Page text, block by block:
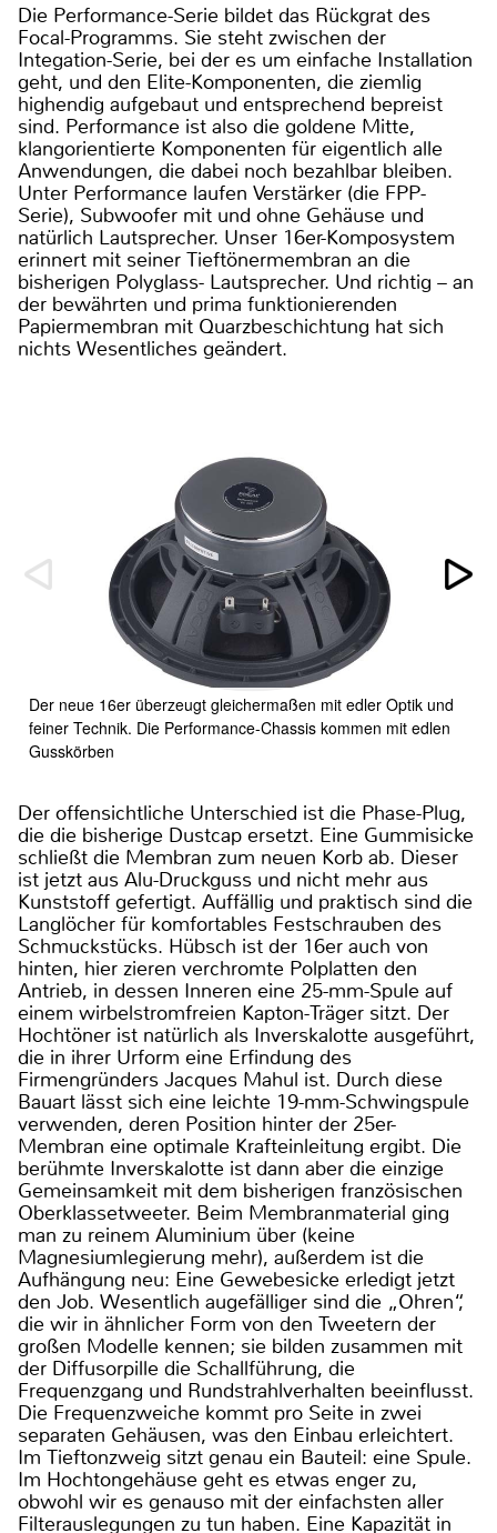
Die Performance-Serie bildet das Rückgrat des
Focal-Programms. Sie steht zwischen der
Integation-Serie, bei der es um einfache Installation
geht, und den Elite-Komponenten, die ziemlig
highendig aufgebaut und entsprechend bepreist
sind. Performance ist also die goldene Mitte,
klangorientierte Komponenten für eigentlich alle
Anwendungen, die dabei noch bezahlbar bleiben.
Unter Performance laufen Verstärker (die FPP-
Serie), Subwoofer mit und ohne Gehäuse und
natürlich Lautsprecher. Unser 16er-Komposystem
erinnert mit seiner Tieftönermembran an die
bisherigen Polyglass- Lautsprecher. Und richtig – an
der bewährten und prima funktionierenden
Papiermembran mit Quarzbeschichtung hat sich
nichts Wesentliches geändert.
Der neue 16er überzeugt gleichermaßen mit edler Optik und
feiner Technik. Die Performance-Chassis kommen mit edlen
Gusskörben
Der offensichtliche Unterschied ist die Phase-Plug,
die die bisherige Dustcap ersetzt. Eine Gummisicke
schließt die Membran zum neuen Korb ab. Dieser
ist jetzt aus Alu-Druckguss und nicht mehr aus
Kunststoff gefertigt. Auffällig und praktisch sind die
Langlöcher für komfortables Festschrauben des
Schmuckstücks. Hübsch ist der 16er auch von
hinten, hier zieren verchromte Polplatten den
Antrieb, in dessen Inneren eine 25-mm-Spule auf
einem wirbelstromfreien Kapton-Träger sitzt. Der
Hochtöner ist natürlich als Inverskalotte ausgeführt,
die in ihrer Urform eine Erfindung des
Firmengründers Jacques Mahul ist. Durch diese
Bauart lässt sich eine leichte 19-mm-Schwingspule
verwenden, deren Position hinter der 25er-
Membran eine optimale Krafteinleitung ergibt. Die
berühmte Inverskalotte ist dann aber die einzige
Gemeinsamkeit mit dem bisherigen französischen
Oberklassetweeter. Beim Membranmaterial ging
man zu reinem Aluminium über (keine
Magnesiumlegierung mehr), außerdem ist die
Aufhängung neu: Eine Gewebesicke erledigt jetzt
den Job. Wesentlich augefälliger sind die „Ohren“,
die wir in ähnlicher Form von den Tweetern der
großen Modelle kennen; sie bilden zusammen mit
der Diffusorpille die Schallführung, die
Frequenzgang und Rundstrahlverhalten beeinflusst.
Die Frequenzweiche kommt pro Seite in zwei
separaten Gehäusen, was den Einbau erleichtert.
Im Tieftonzweig sitzt genau ein Bauteil: eine Spule.
Im Hochtongehäuse geht es etwas enger zu,
obwohl wir es genauso mit der einfachsten aller
Filterauslegungen zu tun haben. Eine Kapazität in